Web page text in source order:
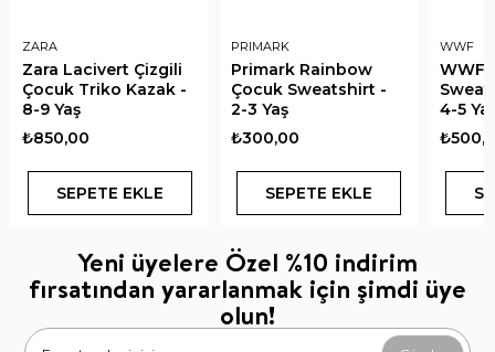
ZARA
Zara Lacivert Çizgili
Çocuk Triko Kazak -
8-9 Yaş
₺850,00
SEPETE EKLE
PRIMARK
Primark Rainbow
Çocuk Sweatshirt -
2-3 Yaş
₺300,00
SEPETE EKLE
WWF
WWF
4-5
Yeni üyelere Özel %10 indirim
fırsatından yararlanmak için şimdi üye
olun!